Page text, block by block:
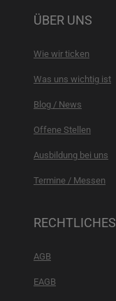
ÜBER UNS
Wie wir ticken
Was uns wichtig ist
Blog / News
Offene Stellen
Ausbildung bei uns
Termine / Messen
RECHTLICHES
AGB
EAGB